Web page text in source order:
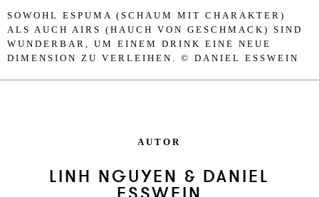
SOWOHL ESPUMA (SCHAUM MIT CHARAKTER)
ALS AUCH AIRS (HAUCH VON GESCHMACK) SIND
WUNDERBAR, UM EINEM DRINK EINE NEUE
DIMENSION ZU VERLEIHEN. © DANIEL ESSWEIN
AUTOR
LINH NGUYEN & DANIEL